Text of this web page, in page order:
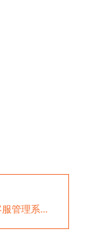
电商在线客服系统有哪些好处？CRM客服管理系统功能